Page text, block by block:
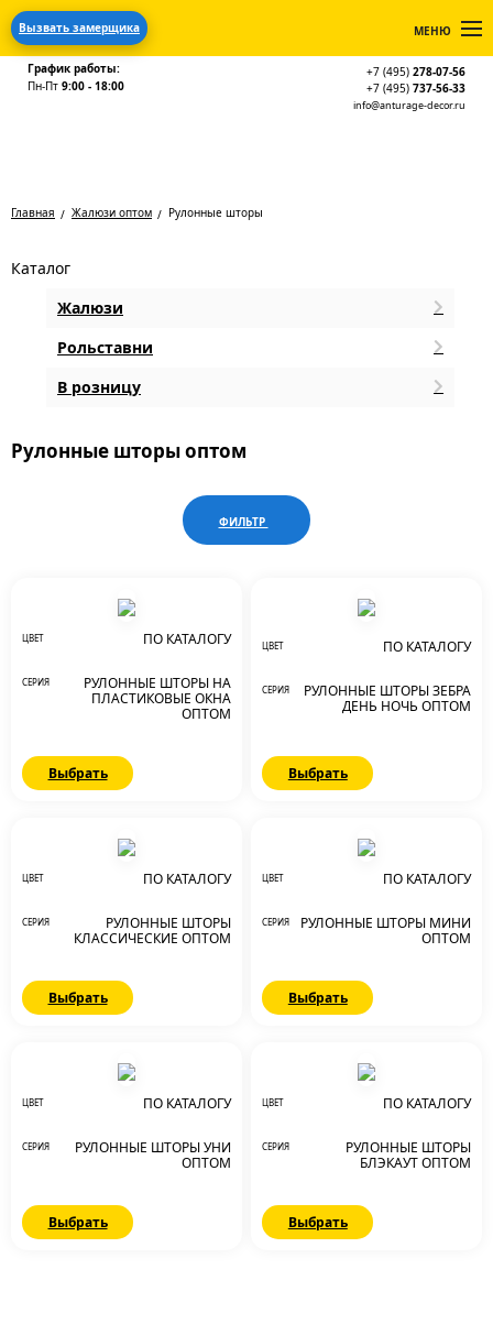
Вызвать замерщика МЕНЮ
График работы:
Пн-Пт 9:00 - 18:00
+7 (495) 278-07-56
+7 (495) 737-56-33
info@anturage-decor.ru
Главная Жалюзи оптом Рулонные шторы
Каталог
Жалюзи
Рольставни
В розницу
Рулонные шторы оптом
ФИЛЬТР
ЦВЕТ ПО КАТАЛОГУ
СЕРИЯ
РУЛОННЫЕ ШТОРЫ НА
ПЛАСТИКОВЫЕ ОКНА
ОПТОМ
Выбрать
ЦВЕТ ПО КАТАЛОГУ
СЕРИЯ
РУЛОННЫЕ ШТОРЫ ЗЕБРА
ДЕНЬ НОЧЬ ОПТОМ
Выбрать
ЦВЕТ ПО КАТАЛОГУ
СЕРИЯ
РУЛОННЫЕ ШТОРЫ
КЛАССИЧЕСКИЕ ОПТОМ
Выбрать
ЦВЕТ ПО КАТАЛОГУ
СЕРИЯ
РУЛОННЫЕ ШТОРЫ МИНИ
ОПТОМ
Выбрать
ЦВЕТ ПО КАТАЛОГУ
СЕРИЯ
РУЛОННЫЕ ШТОРЫ УНИ
ОПТОМ
Выбрать
ЦВЕТ ПО КАТАЛОГУ
СЕРИЯ
РУЛОННЫЕ ШТОРЫ
БЛЭКАУТ ОПТОМ
Выбрать